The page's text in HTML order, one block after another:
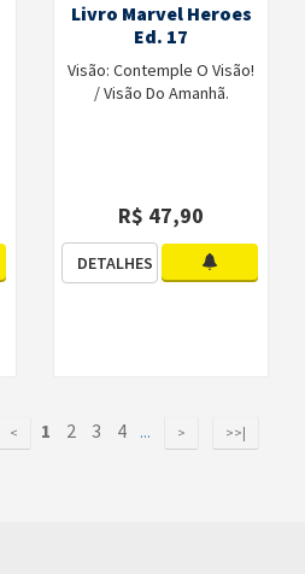
Livro Marvel Heroes
Ed. 17
Visão: Contemple O Visão!
/ Visão Do Amanhã.
R$ 47,90
DETALHES
< 1 2 3 4 ... > >>|